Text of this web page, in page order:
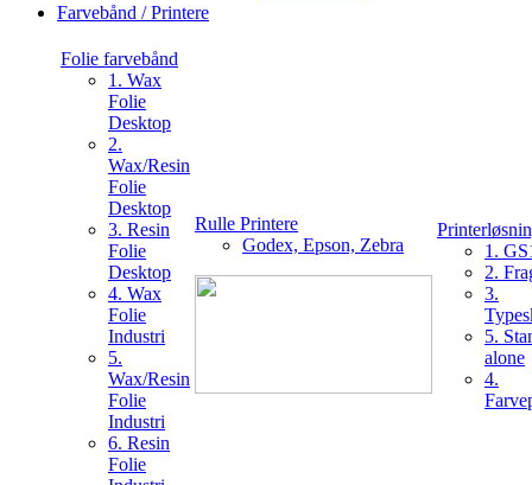
Farvebånd / Printere
Folie farvebånd
1. Wax
Folie
Desktop
2.
Wax/Resin
Folie
Desktop
3. Resin
Folie
Desktop
4. Wax
Folie
Industri
5.
Wax/Resin
Folie
Industri
6. Resin
Folie
Rulle Printere
Godex, Epson, Zebra
1.
2.
3.
5.
alone
4.